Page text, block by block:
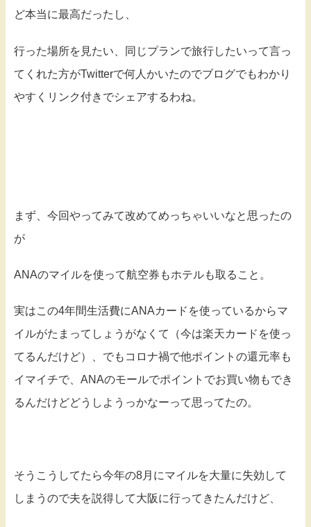
ど本当に最高だったし、
行った場所を見たい、同じプランで旅行したいって言っ
てくれた方がTwitterで何人かいたのでブログでもわかり
やすくリンク付きでシェアするわね。
まず、今回やってみて改めてめっちゃいいなと思ったの
が
ANAのマイルを使って航空券もホテルも取ること。
実はこの4年間生活費にANAカードを使っているからマ
イルがたまってしょうがなくて（今は楽天カードを使っ
てるんだけど）、でもコロナ禍で他ポイントの還元率も
イマイチで、ANAのモールでポイントでお買い物もでき
るんだけどどうしようっかなーって思ってたの。
そうこうしてたら今年の8月にマイルを大量に失効して
しまうので夫を説得して大阪に行ってきたんだけど、